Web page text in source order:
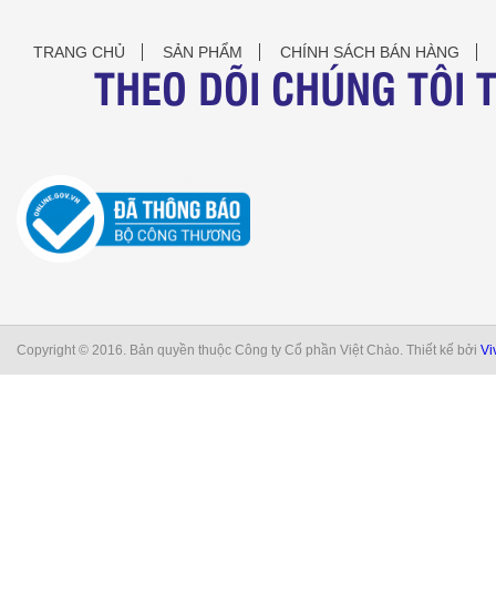
TRANG CHỦ SẢN PHẨM CHÍNH SÁCH BÁN HÀNG
THEO DÕI CHÚNG TÔI
Copyright © 2016. Bản quyền thuộc Công ty Cổ phần Việt Chào. Thiết kế bởi